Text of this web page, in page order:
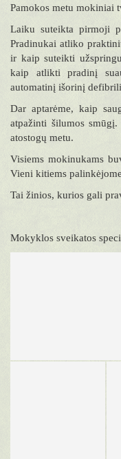
Pamokos metu mokiniai
Laiku suteikta pirmoji
Pradinukai atliko
ir kaip suteikti
kaip atlikti pradinį
automatinį išorinį
Dar aptarėme, kaip
atpažinti šilumos
atostogų metu.
Visiems mokinukams
Vieni kitiems
Tai žinios, kurios gali
Mokyklos sveikatos